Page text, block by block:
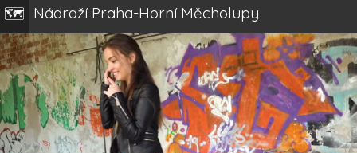
🗺️ Nádraží Praha-Horní Měcholupy